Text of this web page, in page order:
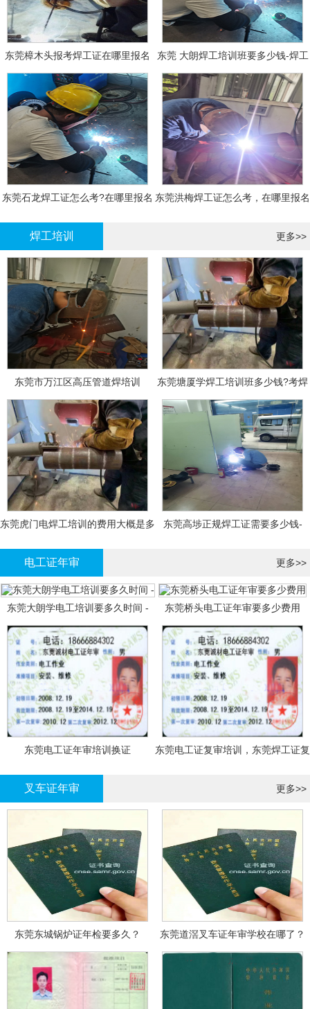
东莞樟木头报考焊工证在哪里报名
东莞 大朗焊工培训班要多少钱-焊工
报名
东莞石龙焊工证怎么考?在哪里报名 东莞洪梅焊工证怎么考，在哪里报名
焊工培训 更多>>
东莞市万江区高压管道焊培训
东莞塘厦学焊工培训班多少钱?考焊
工证大概多少钱?
东莞虎门电焊工培训的费用大概是多
东莞高埗正规焊工证需要多少钱-
电工证年审 更多>>
东莞大朗学电工培训要多久时间 - 东莞桥头电工证年审要多少费用
东莞电工证年审培训换证
东莞电工证复审培训，东莞焊工证复
叉车证年审 更多>>
东莞东城锅炉证年检要多久？ 东莞道滘叉车证年审学校在哪了？